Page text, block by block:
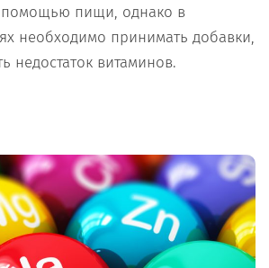
помощью пищи, однако в
необходимо принимать добавки,
недостаток витаминов.